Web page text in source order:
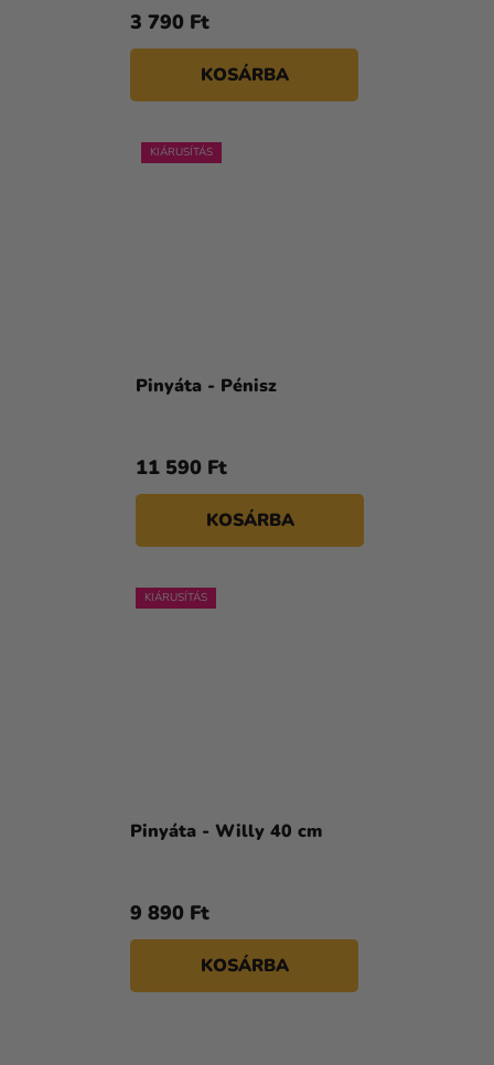
3 790 Ft
KOSÁRBA
KIÁRUSÍTÁS
Pinyáta - Pénisz
11 590 Ft
KOSÁRBA
KIÁRUSÍTÁS
Pinyáta - Willy 40 cm
9 890 Ft
KOSÁRBA